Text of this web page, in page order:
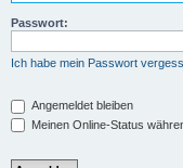
Passwort:
Ich habe mein Passwort
Angemeldet bleiben
Meinen Online-Status